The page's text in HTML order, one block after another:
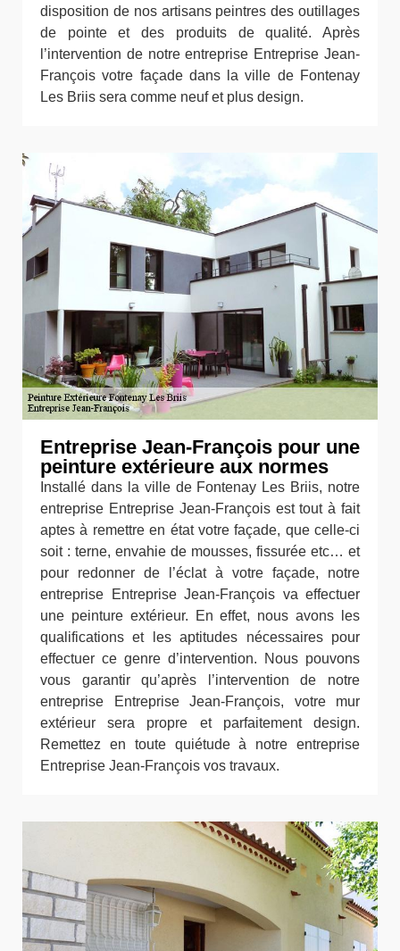
disposition de nos artisans peintres des outillages
de pointe et des produits de qualité. Après
l’intervention de notre entreprise Entreprise Jean-
François votre façade dans la ville de Fontenay
Les Briis sera comme neuf et plus design.
Entreprise Jean-François pour une
peinture extérieure aux normes
Installé dans la ville de Fontenay Les Briis, notre
entreprise Entreprise Jean-François est tout à fait
aptes à remettre en état votre façade, que celle-ci
soit : terne, envahie de mousses, fissurée etc… et
pour redonner de l’éclat à votre façade, notre
entreprise Entreprise Jean-François va effectuer
une peinture extérieur. En effet, nous avons les
qualifications et les aptitudes nécessaires pour
effectuer ce genre d’intervention. Nous pouvons
vous garantir qu’après l’intervention de notre
entreprise Entreprise Jean-François, votre mur
extérieur sera propre et parfaitement design.
Remettez en toute quiétude à notre entreprise
Entreprise Jean-François vos travaux.